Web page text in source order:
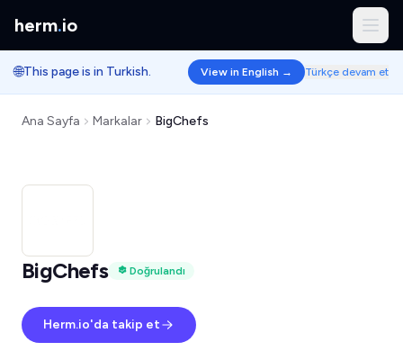
herm.io
🌐This page is in Turkish. View in English → Türkçe devam et
Ana Sayfa Markalar BigChefs
BigChefs Doğrulandı
Herm.io'da takip et